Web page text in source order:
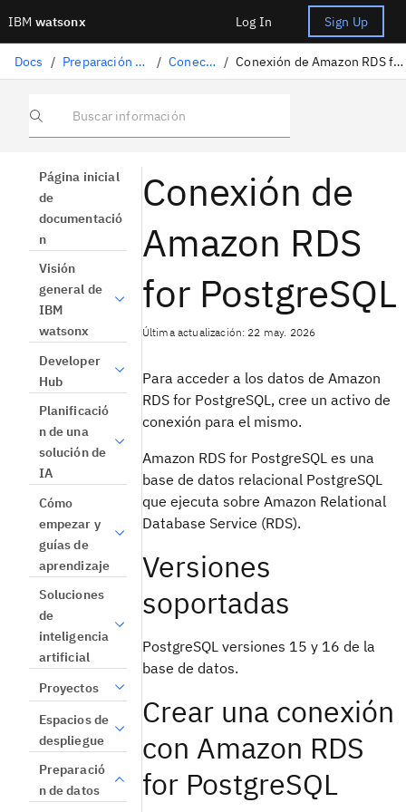
IBM watsonx Log In Sign Up
Docs / Preparación de datos / Conectores / Conexión de Amazon RDS for PostgreSQL
Buscar información
Página inicial
de
documentació
n
Visión
general de
IBM
watsonx
Developer
Hub
Planificació
n de una
solución de
IA
Cómo
empezar y
guías de
aprendizaje
Soluciones
de
inteligencia
artificial
Proyectos
Espacios de
despliegue
Preparació
n de datos
Conexión de
Amazon RDS
for PostgreSQL
Última actualización: 22 may. 2026
Para acceder a los datos de Amazon
RDS for PostgreSQL, cree un activo de
conexión para el mismo.
Amazon RDS for PostgreSQL es una
base de datos relacional PostgreSQL
que ejecuta sobre Amazon Relational
Database Service (RDS).
Versiones
soportadas
PostgreSQL versiones 15 y 16 de la
base de datos.
Crear una conexión
con Amazon RDS
for PostgreSQL